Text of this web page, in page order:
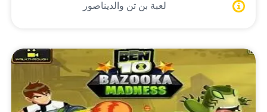
لعبة بن تن والديناصور